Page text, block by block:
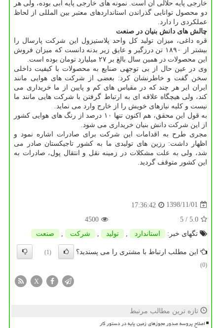
خارجی پایه حلالی آن است. نمونه های خارجی پایه آبی بوده، ولی هر
دو محصول توانایی گذراندن استانداردهای معتبر بین المللی از لحاظ
عملكردی را دارد.
چالش های دانش بنیان در صنعت
قره داغی، میزان تولید كل واحد پلاستیزول این شركت پارسال را
بیشتر از ۱۸۹۰ تن درزگیر و عایق زیر بدنه دانست كه میزان فروش
این محصولات در همین سال بالغ بر ۲۷ میلیارد تومان بوده است.
وی در عین حال از بی توجهی صنایع به محصولات با كیفیت داخلی
سخن گفت و خاطرنشان كرد: بعضی از شركت های هوایی مانند
ایران ایر هر چند كه در مقیاس های كم و پایین از ما خریداری می
كند، ولی هیچگاه علاقه ای به ارتباط گرفتن با شركت هایی مانند ما
نیست و كلیه نیازهای خویش را از خارج وارد می نماید.
به قول این محقق، هم اكنون تنها ۱۰ درصد از رنگ های هوایی كشور
از این شركت دانش بنیان خریداری می شود.
مجری طرح به اقدامات این شركت برای صادرات اشاره نمود و
اظهار داشت: رزین های تولیدی ما به كشور تاجیكستان صادر می
شد، ولی به علت مشكلات در زمینه نقل و انتقال پول، صادرات به
این كشور متوقف گردید.
1398/11/01
17:36:42
5.0
/ 5
4500
تگهای خبر:
استاندارد , تولید , شركت , صنعت
این مطلب ارتباط با مشتری را می پسندید؟
(1)
(0)
X
تازه ترین مطالب مرتبط
اصلاح پروسه صدور مجوزهای زمین پایه در دستور کار